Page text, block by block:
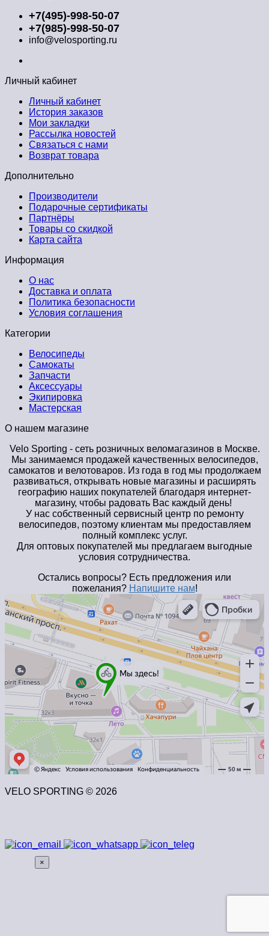
+7(495)-998-50-07
+7(985)-998-50-07
info@velosporting.ru
Личный кабинет
Личный кабинет
История заказов
Мои закладки
Рассылка новостей
Связаться с нами
Возврат товара
Дополнительно
Производители
Подарочные сертификаты
Партнёры
Товары со скидкой
Карта сайта
Информация
О нас
Доставка и оплата
Политика безопасности
Условия соглашения
Категории
Велосипеды
Самокаты
Запчасти
Аксессуары
Экипировка
Мастерская
О нашем магазине
Velo Sporting - сеть розничных веломагазинов в Москве.
Мы занимаемся продажей качественных велосипедов,
самокатов и велотоваров. Из года в год мы продолжаем
развиваться, открывать новые магазины и расширять
географию наших покупателей благодаря интернет-
магазину, чтобы радовать Вас каждый день!
У нас собственный сервисный центр по ремонту
велосипедов, поэтому клиентам мы предоставляем
полный комплекс услуг.
Для оптовых покупателей мы предлагаем выгодные
условия сотрудничества.
Остались вопросы? Есть предложения или
пожелания? Напишите нам!
VELO SPORTING © 2026
×